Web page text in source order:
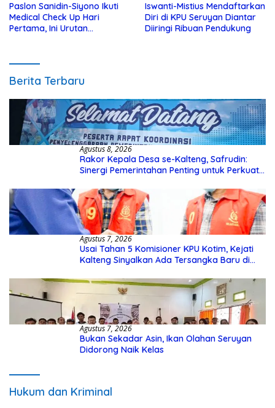
Paslon Sanidin-Siyono Ikuti
Medical Check Up Hari
Pertama, Ini Urutan
Iswanti-Mistius Mendaftarkan
Diri di KPU Seruyan Diantar
Diiringi Ribuan Pendukung
Berita Terbaru
Agustus 8, 2026
Rakor Kepala Desa se-Kalteng, Safrudin:
Sinergi Pemerintahan Penting untuk Perkuat
Agustus 7, 2026
Usai Tahan 5 Komisioner KPU Kotim, Kejati
Kalteng Sinyalkan Ada Tersangka Baru di
Agustus 7, 2026
Bukan Sekadar Asin, Ikan Olahan Seruyan
Didorong Naik Kelas
Hukum dan Kriminal